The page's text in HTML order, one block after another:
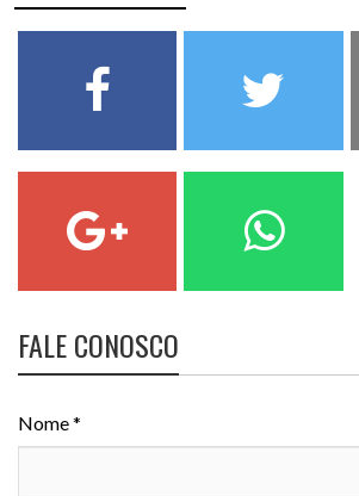
FALE CONOSCO
Nome *